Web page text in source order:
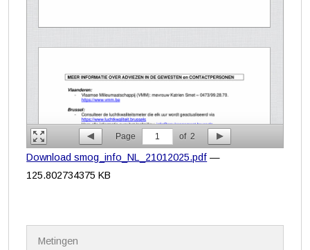
Page 1 of 2
Download smog_info_NL_21012025.pdf —
125.802734375 KB
Metingen